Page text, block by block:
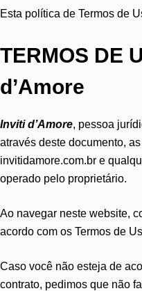
Esta política de Termos de
TERMOS DE
d’Amore
Inviti d’Amore, pessoa
através deste documento,
invitidamore.com.br e
operado pelo proprietário.
Ao navegar neste website,
acordo com os Termos de
Caso você não esteja de
contrato, pedimos que não